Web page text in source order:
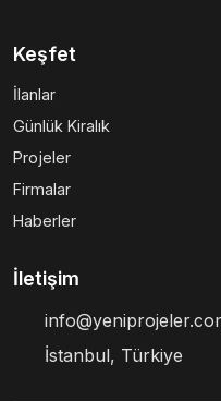
Keşfet
İlanlar
Günlük Kiralık
Projeler
Firmalar
Haberler
İletişim
İstanbul, Türkiye